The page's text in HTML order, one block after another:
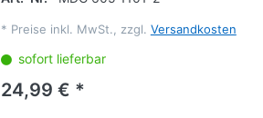
* Preise inkl. MwSt., zzgl. Versandkosten
sofort lieferbar
24,99 € *